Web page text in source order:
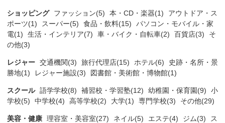
ショッピング ファッション(5) 本・CD・楽器(1)
アウトドア・ス
ポーツ(1)
スーパー(5) 食品・飲料(15)
パソコン・モバイル・家
電(1)
生活・インテリア(7) 車・バイク・自転車(2) 百貨店(3)
そ
の他(3)
レジャー 交通機関(3) 旅行代理店(15) ホテル(6)
史跡・名所・景
勝地(1)
レジャー施設(3) 図書館・美術館・博物館(1)
スクール 語学学校(8) 補習校・学習塾(12) 幼稚園・保育園(9)
小
学校(5)
中学校(4) 高等学校(2) 大学(1) 専門学校(3) その他(29)
美容・健康 理容室・美容室(27) ネイル(5) エステ(4) ジム(3)
ス